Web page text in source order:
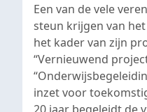
Een van de vele
steun krijgen van
het kader van zijn
“Vernieuwend
inzet voor